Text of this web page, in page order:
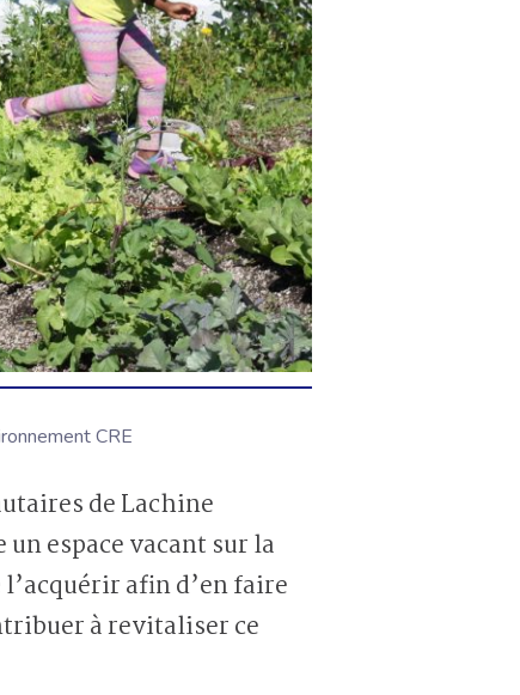
CRE
espace vacant sur la
afin d’en faire
à revitaliser ce